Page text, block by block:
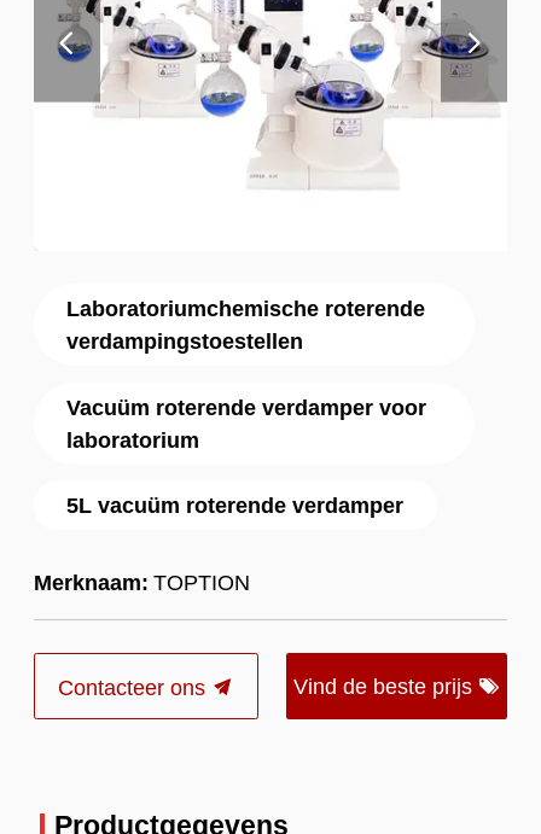
Laboratoriumchemische roterende
verdampingstoestellen
Vacuüm roterende verdamper voor
laboratorium
5L vacuüm roterende verdamper
Merknaam: TOPTION
Contacteer ons Vind de beste prijs
Productgegevens